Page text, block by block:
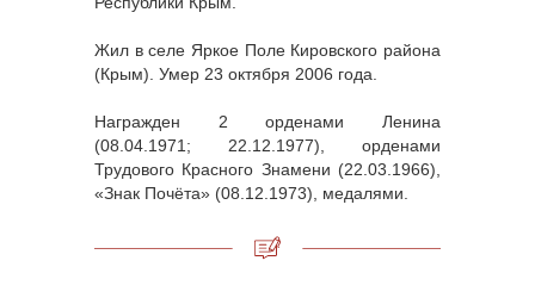
Жил в селе Яркое Поле Кировского района
(Крым). Умер 23 октября 2006 года.
Награжден 2 орденами Ленина
(08.04.1971; 22.12.1977), орденами
Трудового Красного Знамени (22.03.1966),
«Знак Почёта» (08.12.1973), медалями.